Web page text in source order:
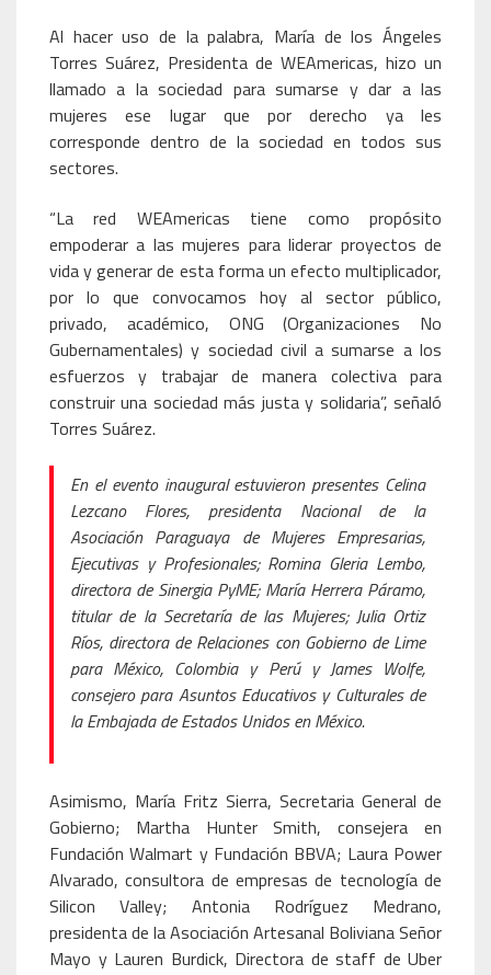
Al hacer uso de la palabra, María de los Ángeles
Torres Suárez, Presidenta de WEAmericas, hizo un
llamado a la sociedad para sumarse y dar a las
mujeres ese lugar que por derecho ya les
corresponde dentro de la sociedad en todos sus
sectores.
“La red WEAmericas tiene como propósito
empoderar a las mujeres para liderar proyectos de
vida y generar de esta forma un efecto multiplicador,
por lo que convocamos hoy al sector público,
privado, académico, ONG (Organizaciones No
Gubernamentales) y sociedad civil a sumarse a los
esfuerzos y trabajar de manera colectiva para
construir una sociedad más justa y solidaria”, señaló
Torres Suárez.
En el evento inaugural estuvieron presentes Celina
Lezcano Flores, presidenta Nacional de la
Asociación Paraguaya de Mujeres Empresarias,
Ejecutivas y Profesionales; Romina Gleria Lembo,
directora de Sinergia PyME; María Herrera Páramo,
titular de la Secretaría de las Mujeres; Julia Ortiz
Ríos, directora de Relaciones con Gobierno de Lime
para México, Colombia y Perú y James Wolfe,
consejero para Asuntos Educativos y Culturales de
la Embajada de Estados Unidos en México.
Asimismo, María Fritz Sierra, Secretaria General de
Gobierno; Martha Hunter Smith, consejera en
Fundación Walmart y Fundación BBVA; Laura Power
Alvarado, consultora de empresas de tecnología de
Silicon Valley; Antonia Rodríguez Medrano,
presidenta de la Asociación Artesanal Boliviana Señor
Mayo y Lauren Burdick, Directora de staff de Uber